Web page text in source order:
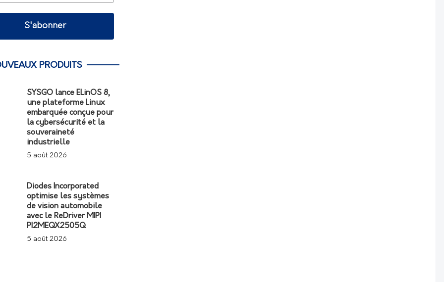
S'abonner
PRODUITS
SYSGO lance ELinOS 8,
une plateforme Linux
embarquée conçue pour
la cybersécurité et la
souveraineté
industrielle
5 août 2026
Diodes Incorporated
optimise les systèmes
de vision automobile
avec le ReDriver MIPI
PI2MEQX2505Q
5 août 2026